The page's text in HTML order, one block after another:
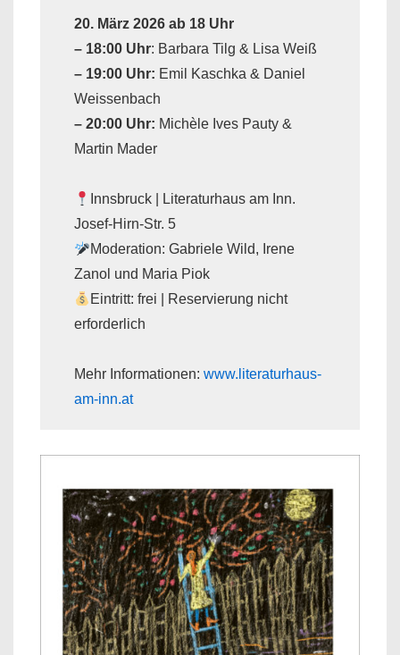
20. März 2026 ab 18 Uhr
– 18:00 Uhr: Barbara Tilg & Lisa Weiß
– 19:00 Uhr: Emil Kaschka & Daniel
Weissenbach
– 20:00 Uhr: Michèle Ives Pauty &
Martin Mader
Innsbruck | Literaturhaus am Inn.
Josef-Hirn-Str. 5
Moderation: Gabriele Wild, Irene
Zanol und Maria Piok
Eintritt: frei | Reservierung nicht
erforderlich
Mehr Informationen: www.literaturhaus-
am-inn.at